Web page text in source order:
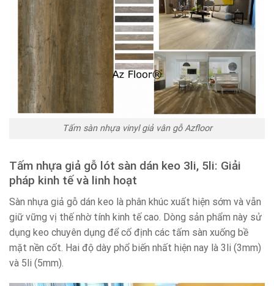
Tấm sàn nhựa vinyl giả vân gỗ Azfloor
Tấm nhựa giả gỗ lót sàn dán keo 3li, 5li: Giải
pháp kinh tế và linh hoạt
Sàn nhựa giả gỗ dán keo là phân khúc xuất hiện sớm và vẫn
giữ vững vị thế nhờ tính kinh tế cao. Dòng sản phẩm này sử
dụng keo chuyên dụng để cố định các tấm sàn xuống bề
mặt nền cốt. Hai độ dày phổ biến nhất hiện nay là 3li (3mm)
và 5li (5mm).